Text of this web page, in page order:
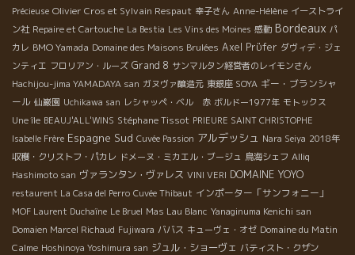
Précieuse Olivier Cros et Sylvain Respaut 幸子さん Anne-Hélène イーストライ
ン社 Repaire et Cartouche La Bestia Les Vins des Moines 感動 Bordeaux パ
カレ BMO Yamada Domaine des Maisons Brulées Axel Prϋfer ダヴィデ・ジェ
ンティエ フロリアン・ルーズ Grand 8 サンマルタン経営者のレイモンさん
Hachijou-jima YAMADAYA san ガヌヴァ醸造元 東銀座 SOYA ギー・ブランシャ
ール 仙巌園 Uchikawa san レシャッペ・ベル 赤 ボルドー1977年 モトックス
Une île BEAUJ'ALL'WINS Stéphane Tissot PRIEURE SAINT CHRISTOPHE
Isabelle Frère Espagne Sud Cuvée Passion アルデッシュ Nara Seiya 2018年
収穫・クリストフ・パカレ ドメーヌ・ミカエル・ブージュ 鳥海シェフ Alliq
Hashimoto san ヴァランタン・ヴァレス VINI VERI DOMAINE YOYO
restaurent La Casa del Perro Cuvée Thibaut インポーター「サンフォニー」
MOF Laurent Duchaîne Le Bruel Mas Lau Blanc Yanaginuma Kenichi san
Domaien Marcel Richaud Fujiwara ババス キューヴェ・オゼ Domaine du Matin
Calme Hoshinoya Yoshimura san ジュル・ショーヴェ バティスト・クザン